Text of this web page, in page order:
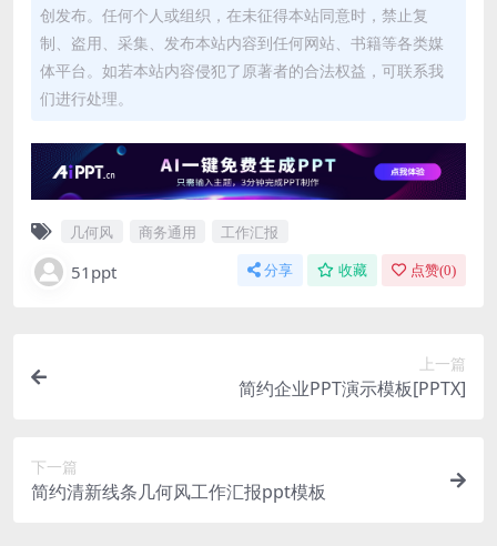
创发布。任何个人或组织，在未征得本站同意时，禁止复
制、盗用、采集、发布本站内容到任何网站、书籍等各类媒
体平台。如若本站内容侵犯了原著者的合法权益，可联系我
们进行处理。
几何风 商务通用 工作汇报
51ppt 分享 收藏 点赞(0)
上一篇
简约企业PPT演示模板[PPTX]
下一篇
简约清新线条几何风工作汇报ppt模板